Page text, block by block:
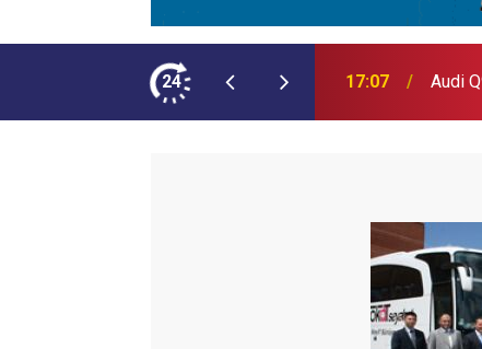
24
NEOPLAN Skyliner Ekledi 17:07 Audi